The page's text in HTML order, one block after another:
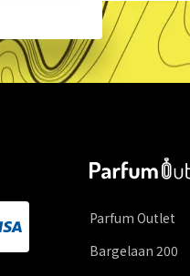
Parfum Outlet
Bargelaan 200